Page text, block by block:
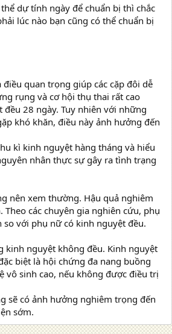
dự tính ngày để chuẩn bị thì chắc
lúc nào bạn cũng có thể chuẩn bị
điều quan trọng giúp các cặp đôi dễ
rụng và cơ hội thụ thai rất cao
28 ngày. Tuy nhiên với những
khó khăn, điều này ảnh hưởng đến
kì kinh nguyệt hàng tháng và hiểu
nhân thực sự gây ra tình trạng
nên xem thường. Hậu quả nghiêm
các chuyên gia nghiên cứu, phụ
với phụ nữ có kinh nguyệt đều.
kinh nguyệt không đều. Kinh nguyệt
biệt là hội chứng đa nang buồng
sinh cao, nếu không được điều trị
sẽ có ảnh hưởng nghiêm trọng đến
sớm.